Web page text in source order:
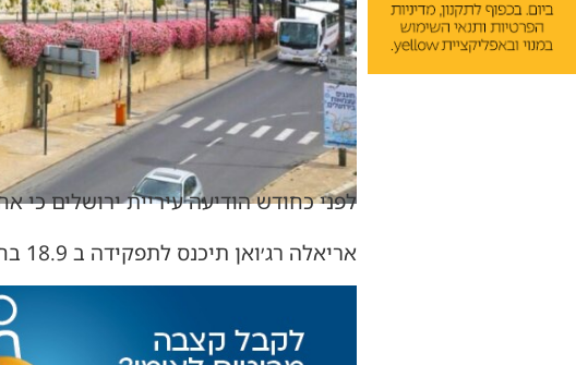
לפני כחודש הודיעה עיריית ירושלים
אריאלה רג׳ואן תיכנס לתפקידה ב 18.9 בחמישי הקרוב ותחל לכהן במנכלי״ת עיריית ירושלים.